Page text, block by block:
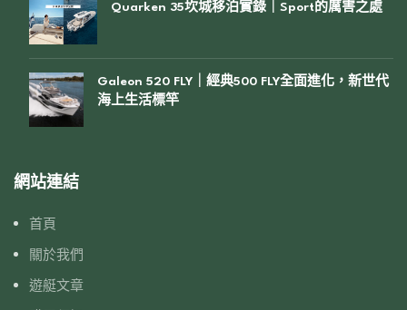
Quarken 35坎城移泊實錄｜Sport的厲害之處
Galeon 520 FLY｜經典500 FLY全面進化，新世代
海上生活標竿
網站連結
首頁
關於我們
遊艇文章